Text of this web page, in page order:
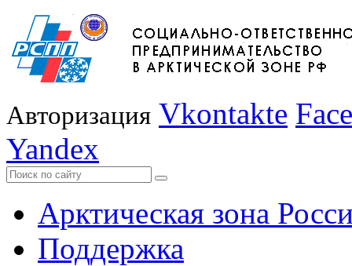
Авторизация Vkontakte
Yandex
Арктическая зона
Поддержка